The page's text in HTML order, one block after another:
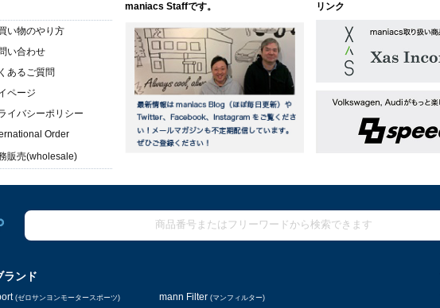
い物のやり方
い合わせ
あるご質問
ページ
イバシーポリシー
Order
販売(wholesale)
maniacs Staffです。 リンク
ランド
(ゼロサンヨンモータースポーツ) mann Filter (マンフィルター)